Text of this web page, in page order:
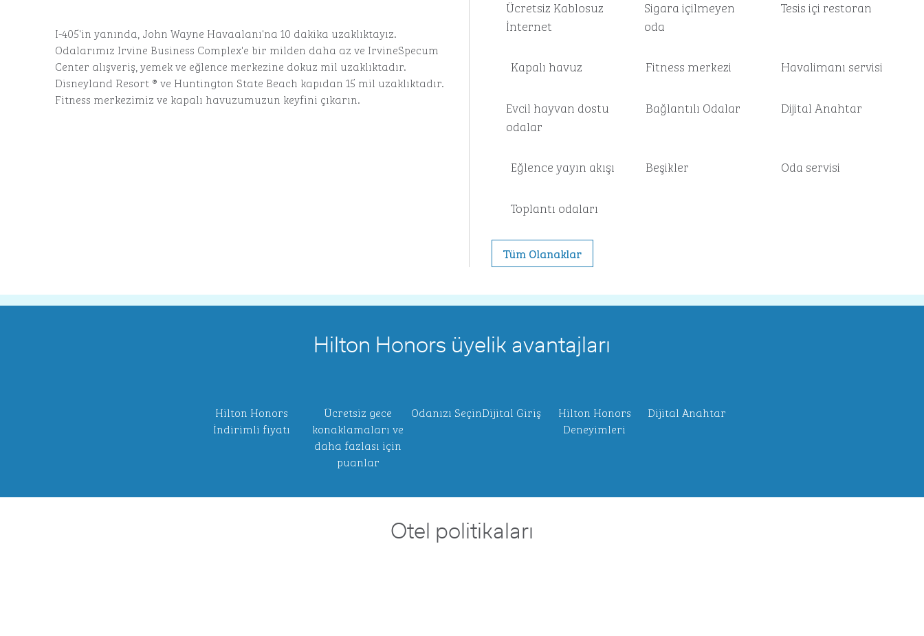
I-405'in yanında, John Wayne Havaalanı'na 10 dakika uzaklıktayız.
Odalarımız Irvine Business Complex'e bir milden daha az ve IrvineSpecum
Center alışveriş, yemek ve eğlence merkezine dokuz mil uzaklıktadır.
Disneyland Resort ® ve Huntington State Beach kapıdan 15 mil uzaklıktadır.
Fitness merkezimiz ve kapalı havuzumuzun keyfini çıkarın.
Ücretsiz Kablosuz
İnternet
Sigara içilmeyen
oda
Tesis içi restoran
Kapalı havuz Fitness merkezi Havalimanı servisi
Evcil hayvan dostu
odalar
Bağlantılı Odalar Dijital Anahtar
Eğlence yayın akışı Beşikler Oda servisi
Toplantı odaları
Tüm Olanaklar
Hilton Honors üyelik avantajları
Hilton Honors
İndirimli fiyatı
Ücretsiz gece
konaklamaları ve
daha fazlası için
puanlar
Odanızı SeçinDijital Giriş
Hilton Honors
Deneyimleri
Dijital Anahtar
Otel politikaları